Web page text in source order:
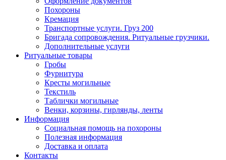
Похороны
Кремация
Транспортные услуги. Груз 200
Бригада сопровождения. Ритуальные грузчики.
Дополнительные услуги
Ритуальные товары
Гробы
Фурнитура
Кресты могильные
Текстиль
Таблички могильные
Венки, корзины, гирлянды, ленты
Информация
Социальная помощь на похороны
Полезная информация
Доставка и оплата
Контакты